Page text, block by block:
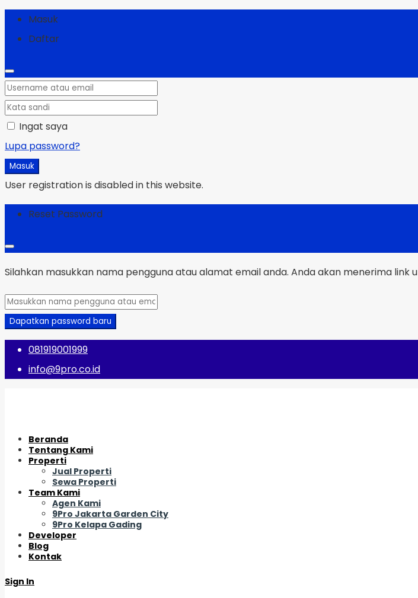
Masuk
Daftar
Ingat saya
Lupa password?
Masuk
User registration is disabled in this website.
Reset Password
Silahkan masukkan nama pengguna atau alamat email anda. Anda akan menerima link
Dapatkan password baru
081919001999
info@9pro.co.id
Beranda
Tentang Kami
Properti
Jual Properti
Sewa Properti
Team Kami
Agen Kami
9Pro Jakarta Garden City
9Pro Kelapa Gading
Developer
Blog
Kontak
Sign In